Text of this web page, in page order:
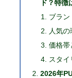
ド？特徴
ブラン
人気
価格帯
スタ
2026年